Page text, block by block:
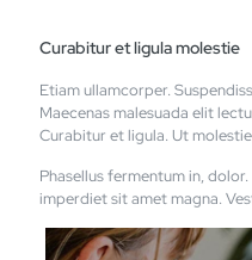
Curabitur et ligula molestie
Etiam ullamcorper.
Maecenas malesuada elit
Curabitur et ligula. Ut
Phasellus fermentum in,
imperdiet sit amet magna.